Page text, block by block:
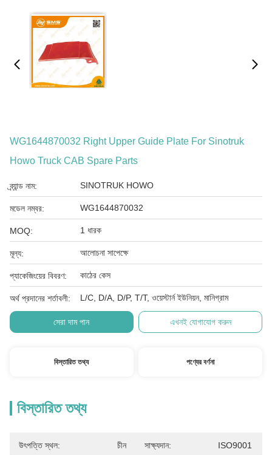
WG1644870032 Right Upper Guide Plate For Sinotruk
Howo Truck CAB Spare Parts
ব্র্যান্ড নাম: SINOTRUK HOWO
মডেল নম্বর: WG1644870032
MOQ: 1 ধারক
মূল্য: আলোচনা সাপেক্ষে
প্যাকেজিংয়ের বিবরণ: কাঠের কেস
অর্থ প্রদানের শর্তাবলী: L/C, D/A, D/P, T/T, ওয়েস্টার্ন ইউনিয়ন, মানিগ্রাম
সেরা দাম পান এখনই যোগাযোগ করুন
বিস্তারিত তথ্য পণ্যের বর্ণনা
বিস্তারিত তথ্য
উৎপত্তি স্থল: চীন সাক্ষ্যদান: ISO9001